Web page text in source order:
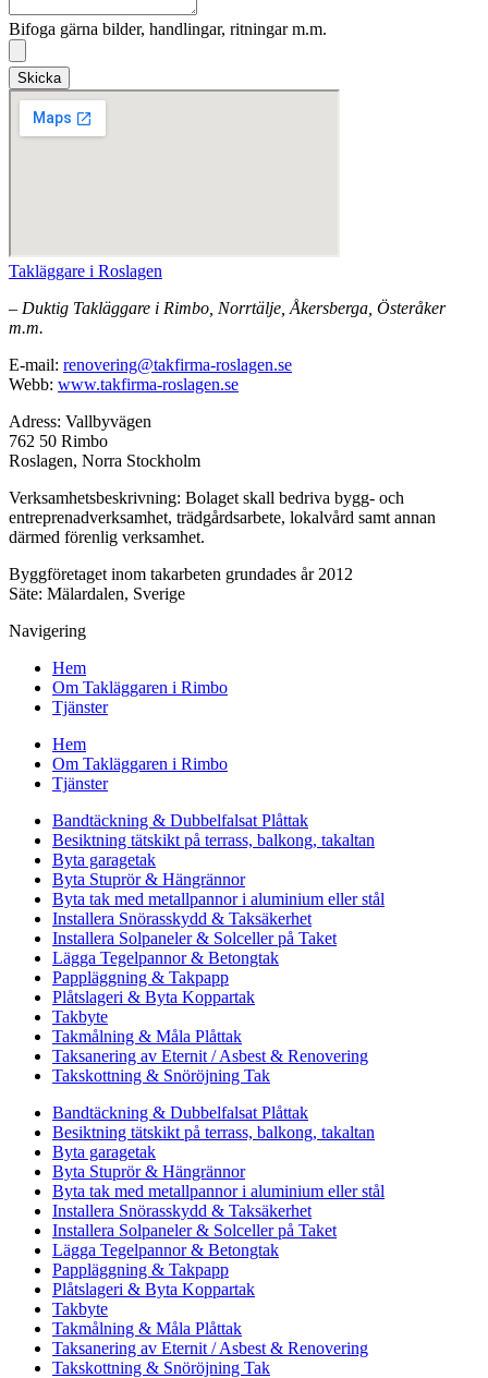
Bifoga gärna bilder, handlingar, ritningar m.m.
Skicka
Takläggare i Roslagen
– Duktig Takläggare i Rimbo, Norrtälje, Åkersberga, Österåker
m.m.
E-mail: renovering@takfirma-roslagen.se
Webb: www.takfirma-roslagen.se
Adress: Vallbyvägen
762 50 Rimbo
Roslagen, Norra Stockholm
Verksamhetsbeskrivning: Bolaget skall bedriva bygg- och
entreprenadverksamhet, trädgårdsarbete, lokalvård samt annan
därmed förenlig verksamhet.
Byggföretaget inom takarbeten grundades år 2012
Säte: Mälardalen, Sverige
Navigering
Hem
Om Takläggaren i Rimbo
Tjänster
Hem
Om Takläggaren i Rimbo
Tjänster
Bandtäckning & Dubbelfalsat Plåttak
Besiktning tätskikt på terrass, balkong, takaltan
Byta garagetak
Byta Stuprör & Hängrännor
Byta tak med metallpannor i aluminium eller stål
Installera Snörasskydd & Taksäkerhet
Installera Solpaneler & Solceller på Taket
Lägga Tegelpannor & Betongtak
Pappläggning & Takpapp
Plåtslageri & Byta Koppartak
Takbyte
Takmålning & Måla Plåttak
Taksanering av Eternit / Asbest & Renovering
Takskottning & Snöröjning Tak
Bandtäckning & Dubbelfalsat Plåttak
Besiktning tätskikt på terrass, balkong, takaltan
Byta garagetak
Byta Stuprör & Hängrännor
Byta tak med metallpannor i aluminium eller stål
Installera Snörasskydd & Taksäkerhet
Installera Solpaneler & Solceller på Taket
Lägga Tegelpannor & Betongtak
Pappläggning & Takpapp
Plåtslageri & Byta Koppartak
Takbyte
Takmålning & Måla Plåttak
Taksanering av Eternit / Asbest & Renovering
Takskottning & Snöröjning Tak